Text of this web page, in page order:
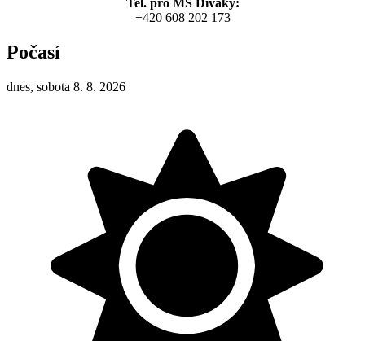
Tel. pro MŠ Diváky:
+420 608 202 173
Počasí
dnes, sobota 8. 8. 2026